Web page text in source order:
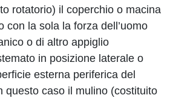
rotatorio) il coperchio o macina
con la sola la forza dell’uomo
o di altro appiglio
in posizione laterale o
esterna periferica del
questo caso il mulino (costituito